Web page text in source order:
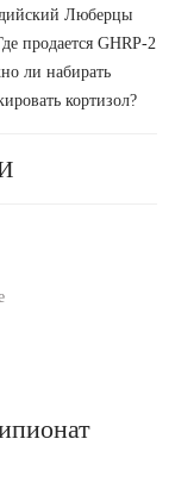
Люберцы
продается GHRP-2
ли набирать
кортизол?